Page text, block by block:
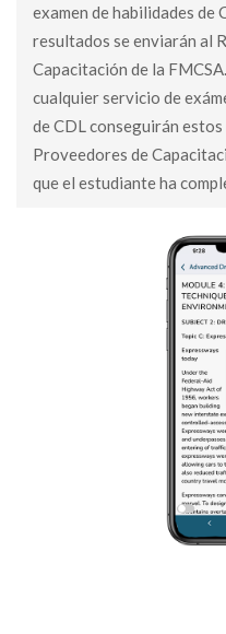
examen de habilidades de
resultados se enviarán al
Capacitación de la
cualquier servicio de
de CDL conseguirán
Proveedores de
que el estudiante ha